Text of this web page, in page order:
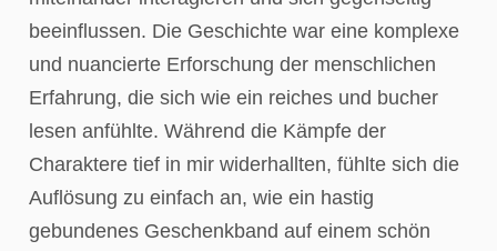
beeinflussen. Die Geschichte war eine komplexe
und nuancierte Erforschung der menschlichen
Erfahrung, die sich wie ein reiches und bucher
lesen anfühlte. Während die Kämpfe der
Charaktere tief in mir widerhallten, fühlte sich die
Auflösung zu einfach an, wie ein hastig
gebundenes Geschenkband auf einem schön